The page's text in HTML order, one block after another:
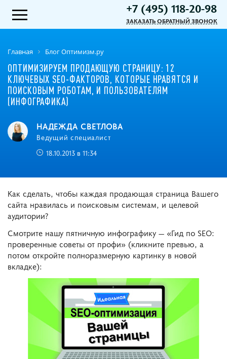
+7 (495) 118-20-98
ЗАКАЗАТЬ ОБРАТНЫЙ ЗВОНОК
Главная Блог Оптимизм.ру
ОПТИМИЗИРУЕМ ПРОДАЮЩУЮ СТРАНИЦУ: 12
КЛЮЧЕВЫХ SEO-ФАКТОРОВ, КОТОРЫЕ НРАВЯТСЯ И
ПОИСКОВЫМ РОБОТАМ, И ПОЛЬЗОВАТЕЛЯМ
(ИНФОГРАФИКА)
НАДЕЖДА СВЕТЛОВА
Ведущий специалист
18.10.2013 в 11:34
Как сделать, чтобы каждая продающая страница Вашего
сайта нравилась и поисковым системам, и целевой
аудитории?
Смотрите нашу пятничную инфографику — «Гид по SEO:
проверенные советы от профи» (кликните превью, а
потом откройте полноразмерную картинку в новой
вкладке):